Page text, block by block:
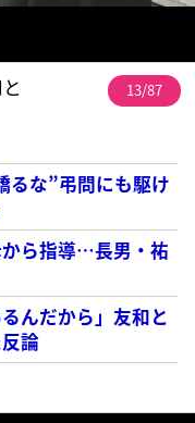
13/87
るな”弔問にも駆け
ら指導…長男・祐
んだから」友和と
論